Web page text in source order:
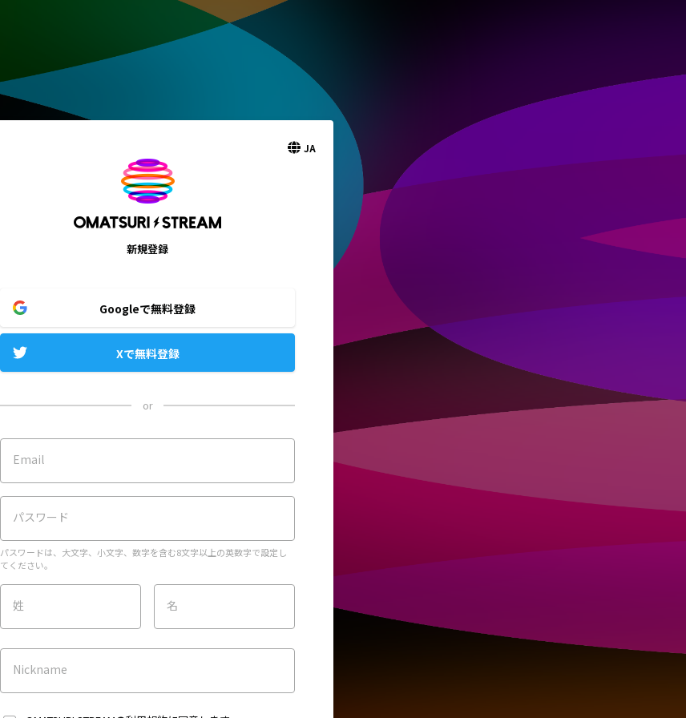
JA
新規登録
Googleで無料登録
Xで無料登録
or
Email
パスワード
パスワードは、大文字、小文字、数字を含む8文字以上の英数字で設定し
てください。
姓 名
Nickname